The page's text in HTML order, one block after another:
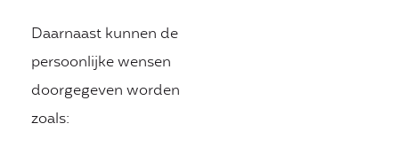
Daarnaast kunnen de
persoonlijke wensen
doorgegeven worden
zoals: